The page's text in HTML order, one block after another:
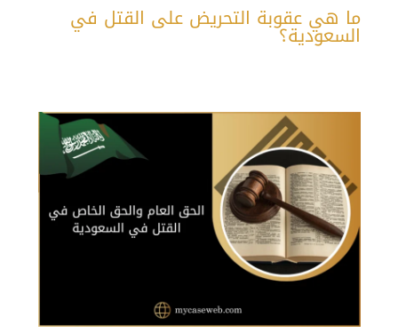
ما هي عقوبة التحريض على القتل في
السعودية؟